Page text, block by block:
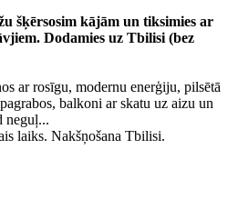
šķērsosim kājām un tiksimies ar
Dodamies uz Tbilisi (bez
ar rosīgu, modernu enerģiju, pilsētā
balkoni ar skatu uz aizu un
neguļ...
laiks. Nakšņošana Tbilisi.